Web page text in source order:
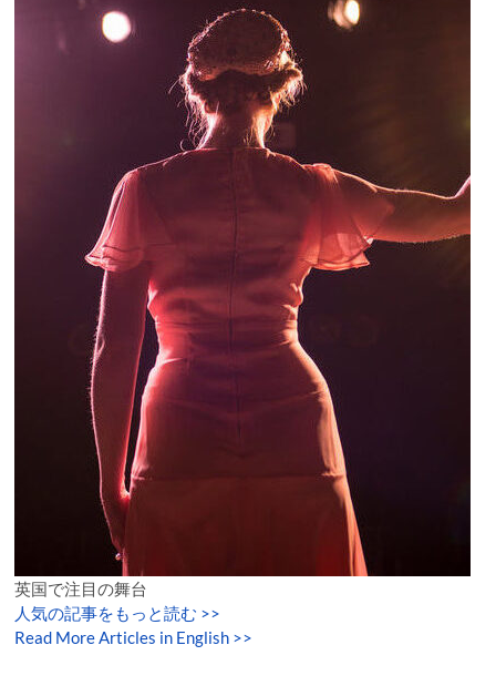
英国で注目の舞台
人気の記事をもっと読む >>
Read More Articles in English >>